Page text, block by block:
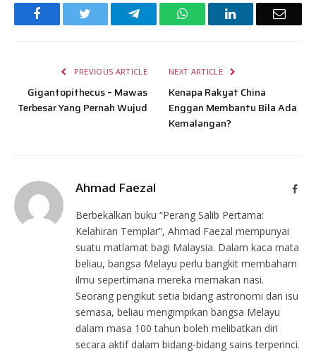
Facebook TelegramWhatsAppLinkedIn Email
PREVIOUS ARTICLE
Gigantopithecus – Mawas
Terbesar Yang Pernah Wujud
NEXT ARTICLE
Kenapa Rakyat China
Enggan Membantu Bila Ada
Kemalangan?
Ahmad Faezal
Berbekalkan buku “Perang Salib Pertama:
Kelahiran Templar”, Ahmad Faezal mempunyai
suatu matlamat bagi Malaysia. Dalam kaca mata
beliau, bangsa Melayu perlu bangkit membaham
ilmu sepertimana mereka memakan nasi.
Seorang pengikut setia bidang astronomi dan isu
semasa, beliau mengimpikan bangsa Melayu
dalam masa 100 tahun boleh melibatkan diri
secara aktif dalam bidang-bidang sains terperinci.